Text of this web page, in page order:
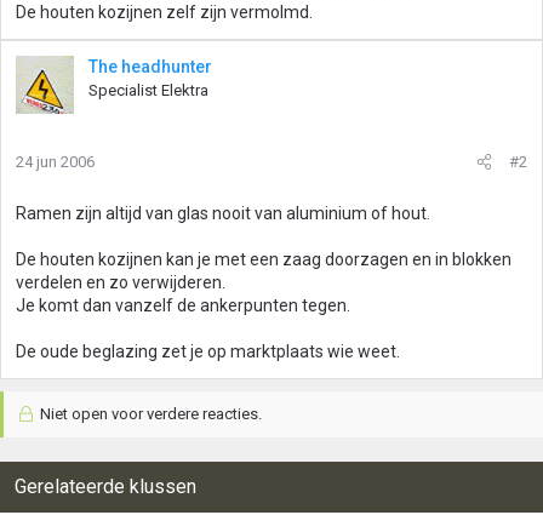
De houten kozijnen zelf zijn vermolmd.
The headhunter
Specialist Elektra
24 jun 2006 #2
Ramen zijn altijd van glas nooit van aluminium of hout.
De houten kozijnen kan je met een zaag doorzagen en in blokken
verdelen en zo verwijderen.
Je komt dan vanzelf de ankerpunten tegen.
De oude beglazing zet je op marktplaats wie weet.
Niet open voor verdere reacties.
Gerelateerde klussen